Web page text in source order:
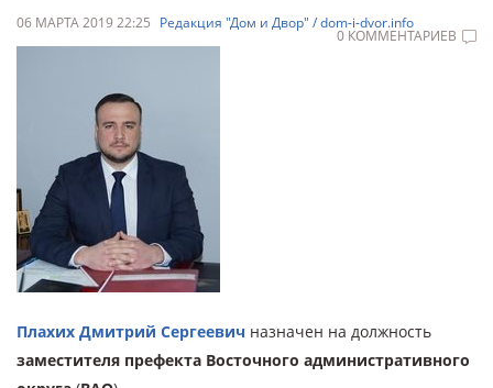
06 МАРТА 2019 22:25 Редакция "Дом и Двор" / dom-i-dvor.info
0 КОММЕНТАРИЕВ
Плахих Дмитрий Сергеевич назначен на должность
заместителя префекта Восточного административного